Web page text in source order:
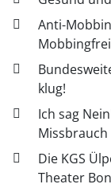
Anti-
klug!
Ich sag
Missbrauch
Die KGS
Theater